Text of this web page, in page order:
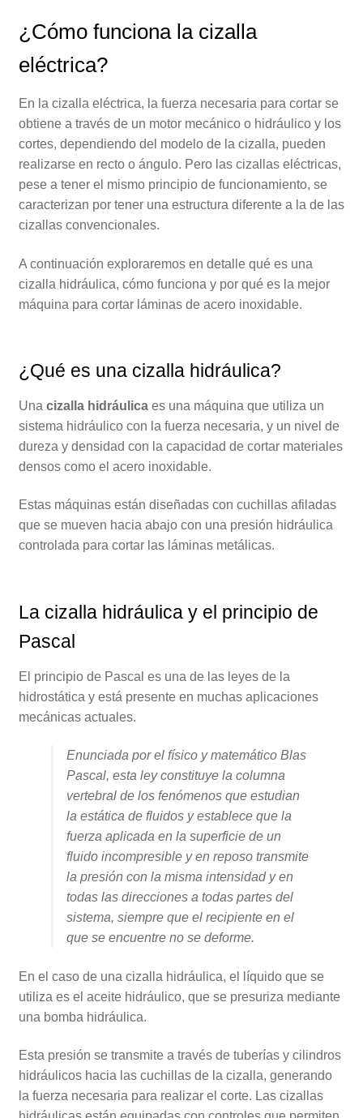
¿Cómo funciona la cizalla
eléctrica?
En la cizalla eléctrica, la fuerza necesaria para cortar se
obtiene a través de un motor mecánico o hidráulico y los
cortes, dependiendo del modelo de la cizalla, pueden
realizarse en recto o ángulo. Pero las cizallas eléctricas,
pese a tener el mismo principio de funcionamiento, se
caracterizan por tener una estructura diferente a la de las
cizallas convencionales.
A continuación exploraremos en detalle qué es una
cizalla hidráulica, cómo funciona y por qué es la mejor
máquina para cortar láminas de acero inoxidable.
¿Qué es una cizalla hidráulica?
Una cizalla hidráulicaes una máquina que utiliza un
sistema hidráulico con la fuerza necesaria, y un nivel de
dureza y densidad con la capacidad de cortar materiales
densos como el acero inoxidable.
Estas máquinas están diseñadas con cuchillas afiladas
que se mueven hacia abajo con una presión hidráulica
controlada para cortar las láminas metálicas.
La cizalla hidráulica y el principio de
Pascal
El principio de Pascal es una de las leyes de la
hidrostática y está presente en muchas aplicaciones
mecánicas actuales.
Enunciada por el físico y matemático Blas
Pascal, esta ley constituye la columna
vertebral de los fenómenos que estudian
la estática de fluidos y establece que la
fuerza aplicada en la superficie de un
fluido incompresible y en reposo transmite
la presión con la misma intensidad y en
todas las direcciones a todas partes del
sistema, siempre que el recipiente en el
que se encuentre no se deforme.
En el caso de una cizalla hidráulica, el líquido que se
utiliza es el aceite hidráulico, que se presuriza mediante
una bomba hidráulica.
Esta presión se transmite a través de tuberías y cilindros
hidráulicos hacia las cuchillas de la cizalla, generando
la fuerza necesaria para realizar el corte. Las cizallas